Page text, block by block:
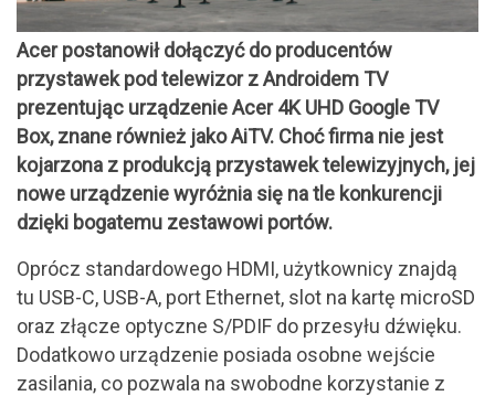
Acer postanowił dołączyć do producentów
przystawek pod telewizor z Androidem TV
prezentując urządzenie Acer 4K UHD Google TV
Box, znane również jako AiTV. Choć firma nie jest
kojarzona z produkcją przystawek telewizyjnych, jej
nowe urządzenie wyróżnia się na tle konkurencji
dzięki bogatemu zestawowi portów.
Oprócz standardowego HDMI, użytkownicy znajdą
tu USB-C, USB-A, port Ethernet, slot na kartę microSD
oraz złącze optyczne S/PDIF do przesyłu dźwięku.
Dodatkowo urządzenie posiada osobne wejście
zasilania, co pozwala na swobodne korzystanie z